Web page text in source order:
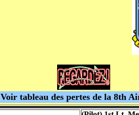
Voir tableau des pertes de la 8th